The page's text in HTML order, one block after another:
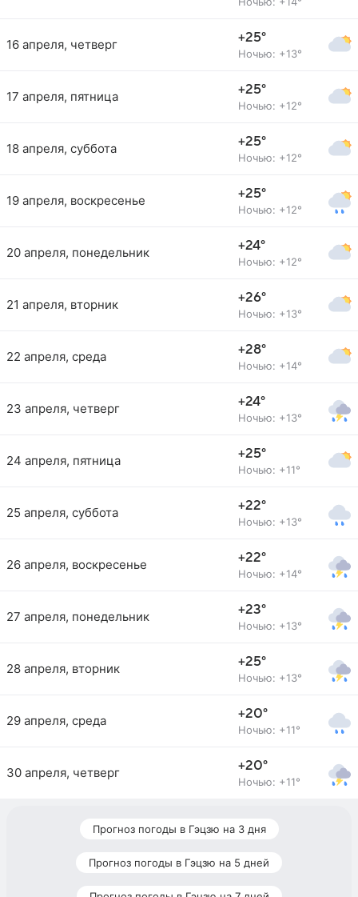
16 апреля, четверг +25°
Ночью: +13°
17 апреля, пятница +25°
Ночью: +12°
18 апреля, суббота +25°
Ночью: +12°
19 апреля, воскресенье +25°
Ночью: +12°
20 апреля, понедельник +24°
Ночью: +12°
21 апреля, вторник +26°
Ночью: +13°
22 апреля, среда +28°
Ночью: +14°
23 апреля, четверг +24°
Ночью: +13°
24 апреля, пятница +25°
Ночью: +11°
25 апреля, суббота +22°
Ночью: +13°
26 апреля, воскресенье +22°
Ночью: +14°
27 апреля, понедельник +23°
Ночью: +13°
28 апреля, вторник +25°
Ночью: +13°
29 апреля, среда +20°
Ночью: +11°
30 апреля, четверг +20°
Ночью: +11°
Прогноз погоды в Гэцзю на 3 дня
Прогноз погоды в Гэцзю на 5 дней